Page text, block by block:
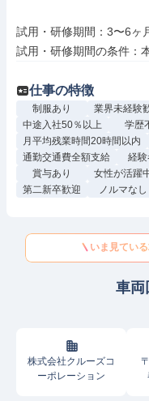
試用・研修期間：3〜6ヶ
仕事の特徴
制服あり 業界未経験
中途入社50％以上
学歴
月平均残業時間20時間以内
通勤交通費全額支給
経験
賞与あり
女性が活躍
第二新卒歓迎
ノルマなし
いま見てい
車両
株式会社クルーズコ
ーポレーション